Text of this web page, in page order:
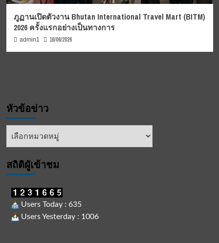
ภูฏานเปิดตัวงาน Bhutan International Travel Mart (BITM)
2026 ครั้งแรกอย่างเป็นทางการ
admin1 16/06/2026
หัวข้อข่าว
หัวข้อ
สถิติผูัเข้าชม
Users Today : 635
Users Yesterday : 1006